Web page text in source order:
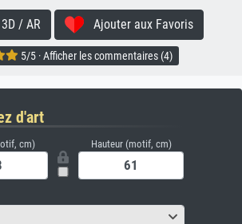
/ AR Ajouter aux Favoris
5/5 · Afficher les commentaires (4)
d'art
cm) Hauteur (motif, cm)